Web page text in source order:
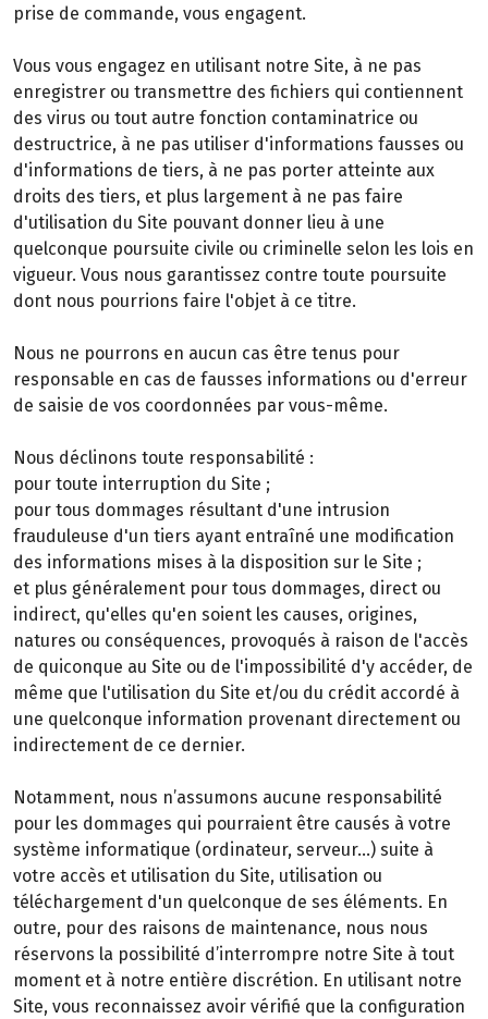
prise de commande, vous engagent.
Vous vous engagez en utilisant notre Site, à ne pas
enregistrer ou transmettre des fichiers qui contiennent
des virus ou tout autre fonction contaminatrice ou
destructrice, à ne pas utiliser d'informations fausses ou
d'informations de tiers, à ne pas porter atteinte aux
droits des tiers, et plus largement à ne pas faire
d'utilisation du Site pouvant donner lieu à une
quelconque poursuite civile ou criminelle selon les lois en
vigueur. Vous nous garantissez contre toute poursuite
dont nous pourrions faire l'objet à ce titre.
Nous ne pourrons en aucun cas être tenus pour
responsable en cas de fausses informations ou d'erreur
de saisie de vos coordonnées par vous-même.
Nous déclinons toute responsabilité :
pour toute interruption du Site ;
pour tous dommages résultant d'une intrusion
frauduleuse d'un tiers ayant entraîné une modification
des informations mises à la disposition sur le Site ;
et plus généralement pour tous dommages, direct ou
indirect, qu'elles qu'en soient les causes, origines,
natures ou conséquences, provoqués à raison de l'accès
de quiconque au Site ou de l'impossibilité d'y accéder, de
même que l'utilisation du Site et/ou du crédit accordé à
une quelconque information provenant directement ou
indirectement de ce dernier.
Notamment, nous n’assumons aucune responsabilité
pour les dommages qui pourraient être causés à votre
système informatique (ordinateur, serveur…) suite à
votre accès et utilisation du Site, utilisation ou
téléchargement d'un quelconque de ses éléments. En
outre, pour des raisons de maintenance, nous nous
réservons la possibilité d’interrompre notre Site à tout
moment et à notre entière discrétion. En utilisant notre
Site, vous reconnaissez avoir vérifié que la configuration